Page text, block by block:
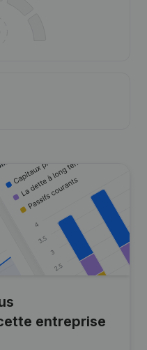
entreprise